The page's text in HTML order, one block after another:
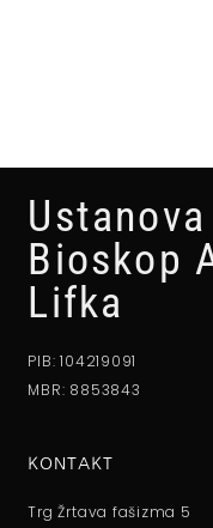
Bioskop
Lifka
PIB: 104219091
MBR: 8853843
KONTAKT
Trg Žrtava fašizma 5